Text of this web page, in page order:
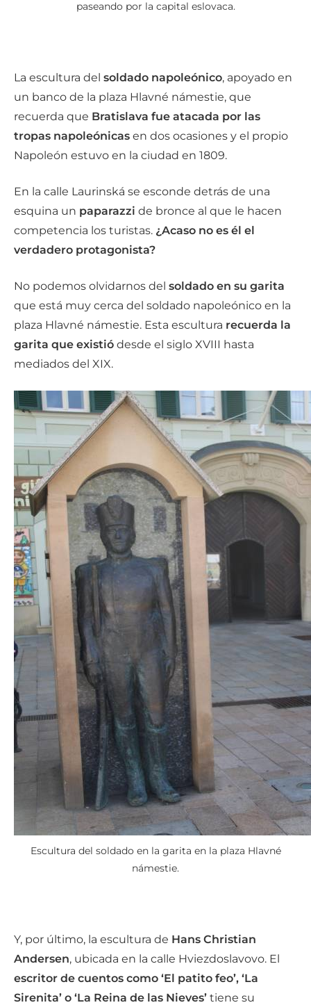
paseando por la capital eslovaca.
La escultura del soldado napoleónico, apoyado en
un banco de la plaza Hlavné námestie, que
recuerda que Bratislava fue atacada por las
tropas napoleónicas en dos ocasiones y el propio
Napoleón estuvo en la ciudad en 1809.
En la calle Laurinská se esconde detrás de una
esquina un paparazzi de bronce al que le hacen
competencia los turistas. ¿Acaso no es él el
verdadero protagonista?
No podemos olvidarnos del soldado en su garita
que está muy cerca del soldado napoleónico en la
plaza Hlavné námestie. Esta escultura recuerda la
garita que existió desde el siglo XVIII hasta
mediados del XIX.
Escultura del soldado en la garita en la plaza Hlavné
námestie.
Y, por último, la escultura de Hans Christian
Andersen, ubicada en la calle Hviezdoslavovo. El
escritor de cuentos como ‘El patito feo’, ‘La
Sirenita’ o ‘La Reina de las Nieves’ tiene su